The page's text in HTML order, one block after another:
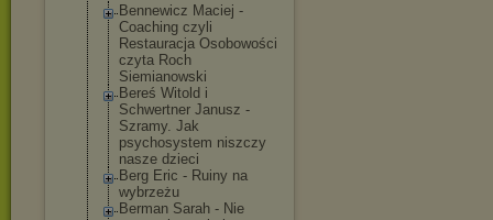
Bennewicz Maciej -
Coaching czyli
Restauracja Osobowości
czyta Roch
Siemianowski
Bereś Witold i
Schwertner Janusz -
Szramy. Jak
psychosystem niszczy
nasze dzieci
Berg Eric - Ruiny na
wybrzeżu
Berman Sarah - Nie